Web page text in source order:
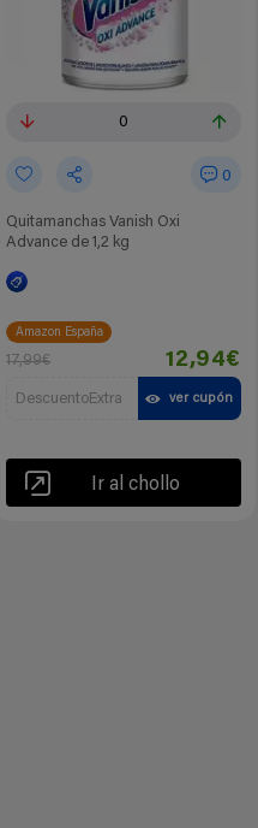
0
0
Quitamanchas Vanish Oxi
Advance de 1,2 kg
Amazon España
17,99€ 12,94€
DescuentoExtra ver cupón
Ir al chollo